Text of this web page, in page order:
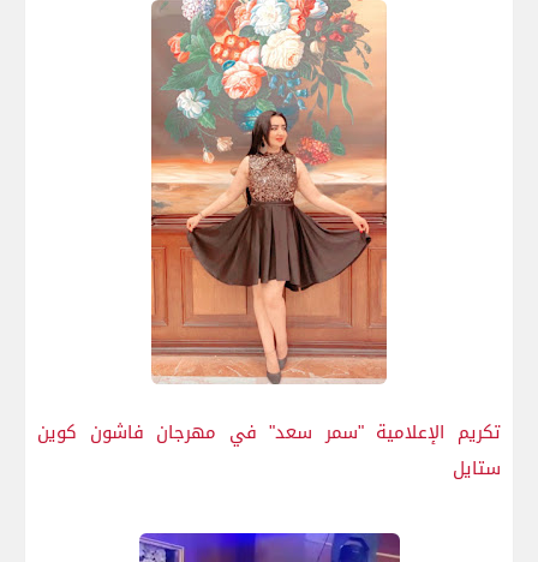
تكريم الإعلامية "سمر سعد" في مهرجان فاشون كوين
ستايل